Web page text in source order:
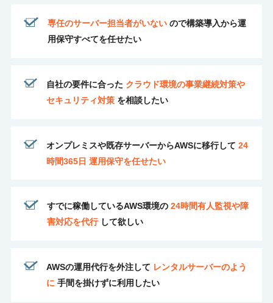
専任のサーバー担当者がいないので構築導入から運
用保守すべてを任せたい
自社の要件に合った クラウド環境の事業継続対策や
セキュリティ対策を相談したい
オンプレミスや既存サーバーからAWSに移行して 24
時間365日 運用保守を任せたい
すでに稼働しているAWS環境の24時間有人監視や障
害対応を代行して欲しい
AWSの運用代行を外注して レンタルサーバーのよう
に 手間を掛けずに利用したい